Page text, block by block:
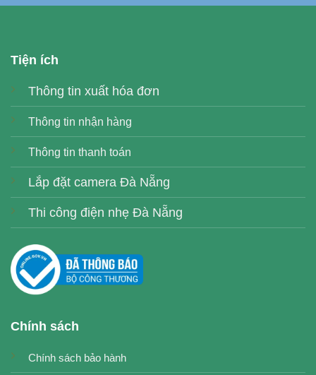
Tiện ích
Thông tin xuất hóa đơn
Thông tin nhận hàng
Thông tin thanh toán
Lắp đặt camera Đà Nẵng
Thi công điện nhẹ Đà Nẵng
Chính sách
Chính sách bảo hành